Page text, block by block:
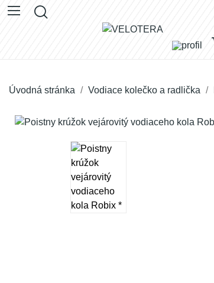
Úvodná stránka Vodiace kolečko a radlička